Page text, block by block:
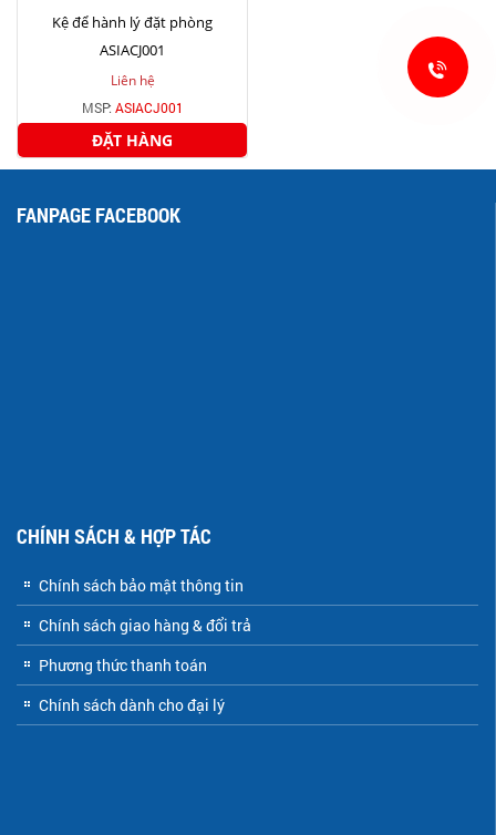
Kệ để hành lý đặt phòng
ASIACJ001
Liên hệ
MSP: ASIACJ001
ĐẶT HÀNG
FANPAGE FACEBOOK
CHÍNH SÁCH & HỢP TÁC
Chính sách bảo mật thông tin
Chính sách giao hàng & đổi trả
Phương thức thanh toán
Chính sách dành cho đại lý